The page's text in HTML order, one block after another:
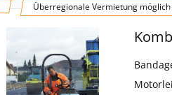
Überregionale Vermietung möglich